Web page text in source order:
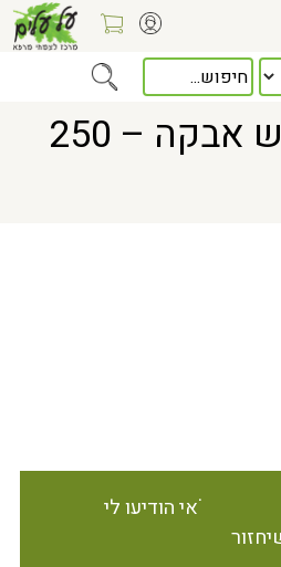
שום לבן שורש אבקה – 250
זמין במלאי הודיעו לי